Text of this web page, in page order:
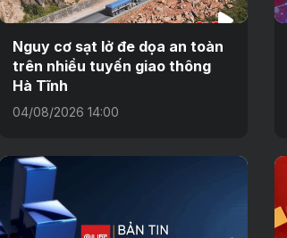
Nguy cơ sạt lở đe dọa an toàn
trên nhiều tuyến giao thông
Hà Tĩnh
04/08/2026 14:00